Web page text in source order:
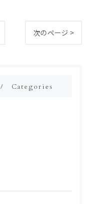
次のページ >
Categories